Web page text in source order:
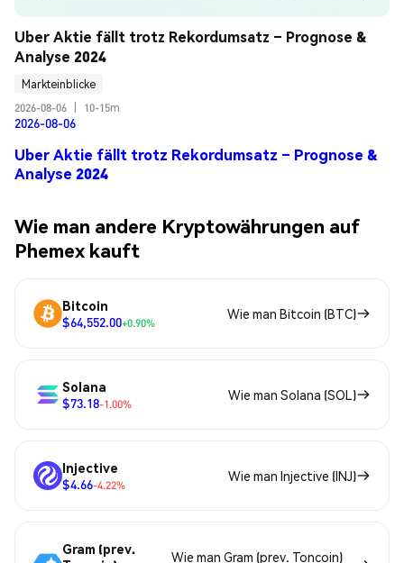
Uber Aktie fällt trotz Rekordumsatz – Prognose &
Analyse 2024
Markteinblicke
2026-08-06
10-15m
2026-08-06
Uber Aktie fällt trotz Rekordumsatz – Prognose &
Analyse 2024
Wie man andere Kryptowährungen auf
Phemex kauft
Bitcoin
$64,552.00+0.90%
Wie man Bitcoin (BTC)
Solana
$73.18-1.00%
Wie man Solana (SOL)
Injective
$4.66-4.22%
Wie man Injective (INJ)
Gram (prev.
Wie man Gram (prev. Toncoin)